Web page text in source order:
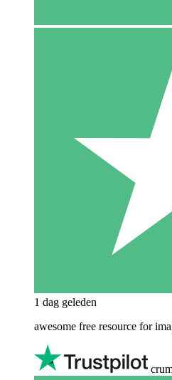
1 dag geleden
awesome free resource for